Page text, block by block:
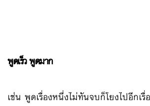
พูดเร็ว พูดมาก
เช่น พูดเรื่องหนึ่งไม่ทันจบก็โยงไปอีกเ